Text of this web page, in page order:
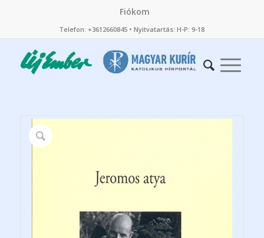
Fiókom
Telefon: +3612660845 • Nyitvatartás: H-P: 9-18